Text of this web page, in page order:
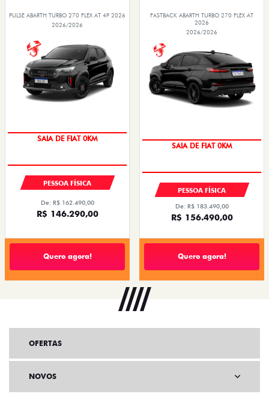
PULSE ABARTH TURBO 270 FLEX AT 4P 2026
2026/2026
SAIA DE FIAT 0KM
PESSOA FÍSICA
De: R$ 162.490,00
R$ 146.290,00
Quero agora!
FASTBACK ABARTH TURBO 270 FLEX AT
2026
2026/2026
SAIA DE FIAT 0KM
PESSOA FÍSICA
De: R$ 183.490,00
R$ 156.490,00
Quero agora!
OFERTAS
NOVOS